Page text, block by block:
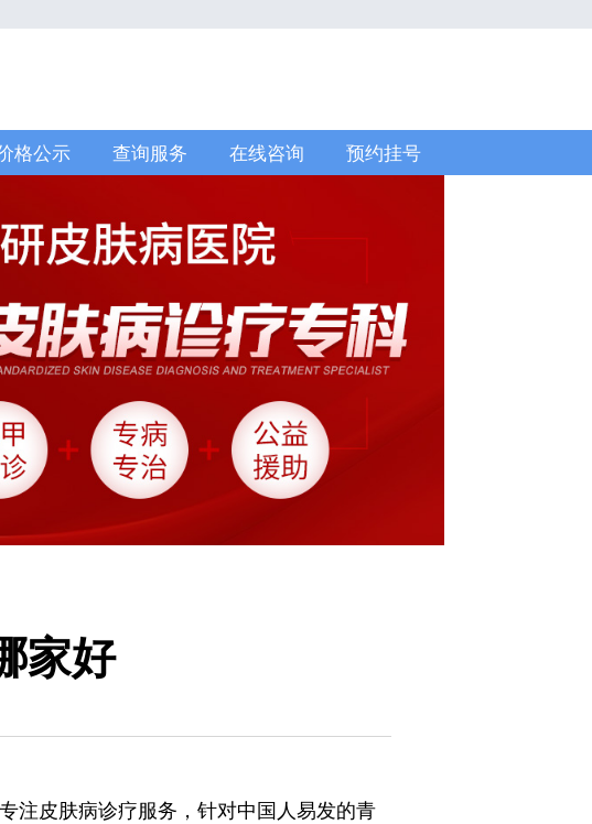
格公示 查询服务 在线咨询 预约挂号
家好
注皮肤病诊疗服务，针对中国人易发的青